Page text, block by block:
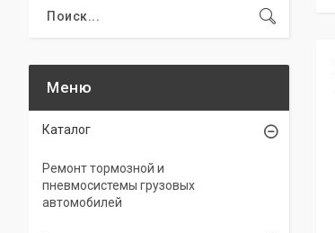
Каталог
Ремонт тормозной и
пневмосистемы грузовых
автомобилей